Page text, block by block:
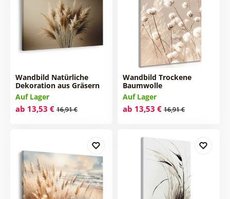
Wandbild Natürliche
Dekoration aus Gräsern
Auf Lager
ab 13,53 € 16,91 €
Wandbild Trockene
Baumwolle
Auf Lager
ab 13,53 € 16,91 €